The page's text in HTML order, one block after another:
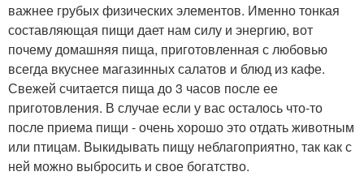
важнее грубых физических элементов. Именно тонкая
составляющая пищи дает нам силу и энергию, вот
почему домашняя пища, приготовленная с любовью
всегда вкуснее магазинных салатов и блюд из кафе.
Свежей считается пища до 3 часов после ее
приготовления. В случае если у вас осталось что-то
после приема пищи - очень хорошо это отдать животным
или птицам. Выкидывать пищу неблагоприятно, так как с
ней можно выбросить и свое богатство.